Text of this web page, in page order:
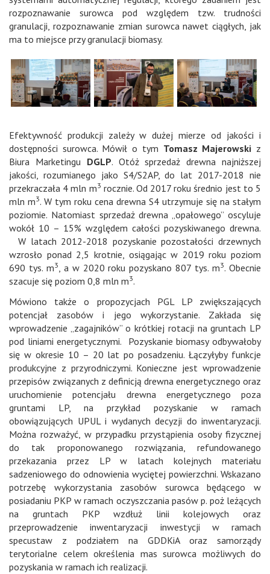
rozpoznawanie surowca pod względem tzw. trudności
granulacji, rozpoznawanie zmian surowca nawet ciągłych, jak
ma to miejsce przy granulacji biomasy.
Efektywność produkcji zależy w dużej mierze od jakości i
dostępności surowca. Mówił o tym Tomasz Majerowski z
Biura Marketingu DGLP. Otóż sprzedaż drewna najniższej
jakości, rozumianego jako S4/S2AP, do lat 2017-2018 nie
przekraczała 4 mln m3 rocznie. Od 2017 roku średnio jest to 5
mln m3. W tym roku cena drewna S4 utrzymuje się na stałym
poziomie. Natomiast sprzedaż drewna „opałowego” oscyluje
wokół 10 – 15% względem całości pozyskiwanego drewna.
W latach 2012-2018 pozyskanie pozostałości drzewnych
wzrosło ponad 2,5 krotnie, osiągając w 2019 roku poziom
690 tys. m3, a w 2020 roku pozyskano 807 tys. m3. Obecnie
szacuje się poziom 0,8 mln m3.
Mówiono także o propozycjach PGL LP zwiększających
potencjał zasobów i jego wykorzystanie. Zakłada się
wprowadzenie „zagajników” o krótkiej rotacji na gruntach LP
pod liniami energetycznymi. Pozyskanie biomasy odbywałoby
się w okresie 10 – 20 lat po posadzeniu. Łączyłyby funkcje
produkcyjne z przyrodniczymi. Konieczne jest wprowadzenie
przepisów związanych z definicją drewna energetycznego oraz
uruchomienie potencjału drewna energetycznego poza
gruntami LP, na przykład pozyskanie w ramach
obowiązujących UPUL i wydanych decyzji do inwentaryzacji.
Można rozważyć, w przypadku przystąpienia osoby fizycznej
do tak proponowanego rozwiązania, refundowanego
przekazania przez LP w latach kolejnych materiału
sadzeniowego do odnowienia wyciętej powierzchni. Wskazano
potrzebę wykorzystania zasobów surowca będącego w
posiadaniu PKP w ramach oczyszczania pasów p. poż leżących
na gruntach PKP wzdłuż linii kolejowych oraz
przeprowadzenie inwentaryzacji inwestycji w ramach
specustaw z podziałem na GDDKiA oraz samorządy
terytorialne celem określenia mas surowca możliwych do
pozyskania w ramach ich realizacji.